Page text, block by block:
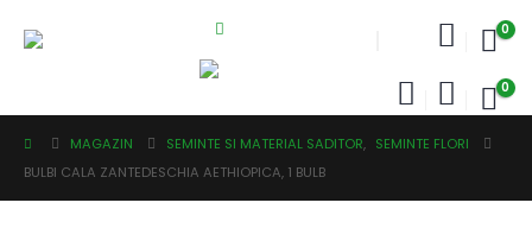
0
0
MAGAZIN SEMINTE SI MATERIAL SADITOR, SEMINTE FLORI
BULBI CALA ZANTEDESCHIA AETHIOPICA, 1 BULB